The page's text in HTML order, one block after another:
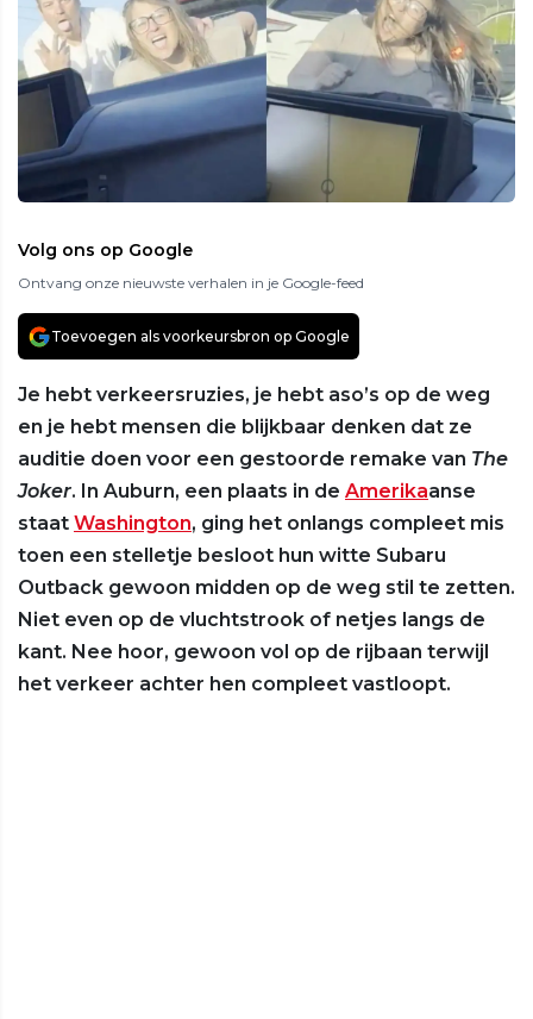
Volg ons op Google
Ontvang onze nieuwste verhalen in je Google-feed
Toevoegen als voorkeursbron op Google
Je hebt verkeersruzies, je hebt aso’s op de weg
en je hebt mensen die blijkbaar denken dat ze
auditie doen voor een gestoorde remake van The
Joker. In Auburn, een plaats in de Amerikaanse
staat Washington, ging het onlangs compleet mis
toen een stelletje besloot hun witte Subaru
Outback gewoon midden op de weg stil te zetten.
Niet even op de vluchtstrook of netjes langs de
kant. Nee hoor, gewoon vol op de rijbaan terwijl
het verkeer achter hen compleet vastloopt.